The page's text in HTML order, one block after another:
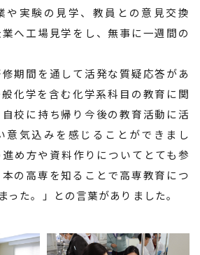
や実験の見学、教員との意見交換
へ工場見学をし、無事に一週間の
期間を通して活発な質疑応答があ
化学を含む化学系科目の教育に関
校に持ち帰り今後の教育活動に活
意気込みを感じることができまし
め方や資料作りについてとても参
の高専を知ることで高専教育につ
った。」との言葉がありました。